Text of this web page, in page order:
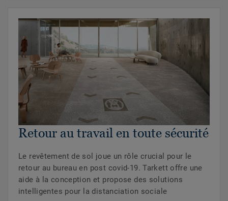
Retour au travail en toute sécurité
Le revêtement de sol joue un rôle crucial pour le
retour au bureau en post covid-19. Tarkett offre une
aide à la conception et propose des solutions
intelligentes pour la distanciation sociale